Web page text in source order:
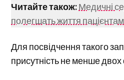
Читайте також:Медичні
полегшать життя пацієнтам
Для посвідчення такого
присутність не менше двох